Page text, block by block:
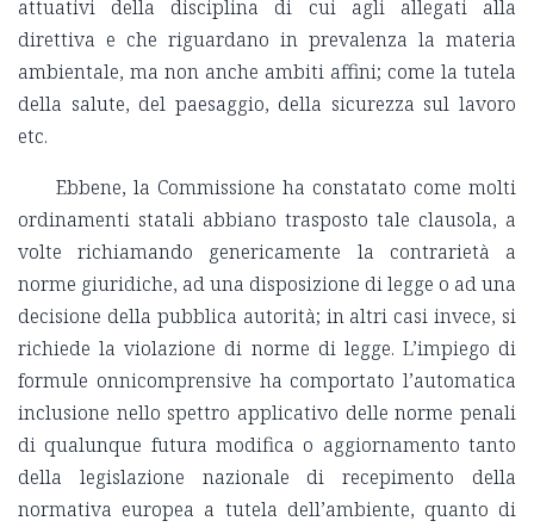
attuativi della disciplina di cui agli allegati alla
direttiva e che riguardano in prevalenza la materia
ambientale, ma non anche ambiti affini; come la tutela
della salute, del paesaggio, della sicurezza sul lavoro
etc.
Ebbene, la Commissione ha constatato come molti
ordinamenti statali abbiano trasposto tale clausola, a
volte richiamando genericamente la contrarietà a
norme giuridiche, ad una disposizione di legge o ad una
decisione della pubblica autorità; in altri casi invece, si
richiede la violazione di norme di legge. L’impiego di
formule onnicomprensive ha comportato l’automatica
inclusione nello spettro applicativo delle norme penali
di qualunque futura modifica o aggiornamento tanto
della legislazione nazionale di recepimento della
normativa europea a tutela dell’ambiente, quanto di